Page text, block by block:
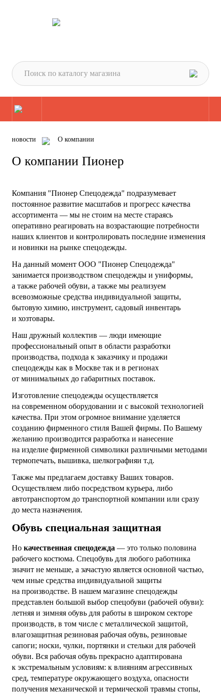
новости О компании
О компании Пионер
Компания "Пионер Спецодежда" подразумевает
постоянное развитие масштабов и прогресс качества
ассортимента — мы не стоим на месте стараясь
оперативно реагировать на возрастающие потребности
наших клиентов и контролировать последние изменения
и новинки на рынке спецодежды.
На данный момент ООО "Пионер Спецодежда"
занимается производством спецодежды и униформы,
а также рабочей обуви, а также мы реализуем
всевозможные средства индивидуальной защиты,
бытовую химию, инструмент, садовый инвентарь
и хозтовары.
Наш дружный коллектив — люди имеющие
профессиональный опыт в области разработки
производства, подхода к заказчику и продажи
спецодежды как в Москве так и в регионах
от минимальных до габаритных поставок.
Изготовление спецодежды осуществляется
на современном оборудовании и с высокой технологией
качества. При этом огромное внимание уделяется
созданию фирменного стиля Вашей фирмы. По Вашему
желанию производится разработка и нанесение
на изделие фирменной символики различными методами
термопечать, вышивка, шелкографияи т.д.
Также мы предлагаем доставку Ваших товаров.
Осуществляем либо посредством курьера, либо
автотранспортом до транспортной компании или сразу
до места назначения.
Обувь специальная защитная
Но качественная спецодежда — это только половина
рабочего костюма. Спецобувь для любого работника
значит не меньше, а зачастую является основной частью,
чем иные средства индивидуальной защиты
на производстве. В нашем магазине спецодежды
представлен большой выбор спецобуви (рабочей обуви):
летняя и зимняя обувь для работы в широком секторе
производств, в том числе с металлической защитой,
влагозащитная резиновая рабочая обувь, резиновые
сапоги; носки, чулки, портянки и стельки для рабочей
обуви. Вся рабочая обувь прекрасно адаптирована
к экстремальным условиям: к влияниям агрессивных
сред, температуре окружающего воздуха, опасности
получения механической и термической травмы стопы,